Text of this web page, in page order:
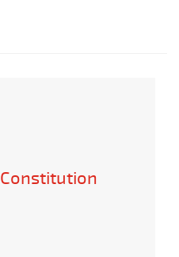
Constitution